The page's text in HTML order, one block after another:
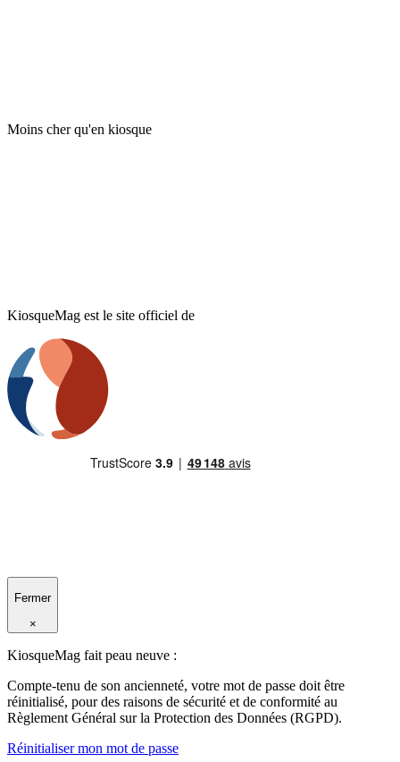
Moins cher qu'en kiosque
KiosqueMag est le site officiel de
Fermer
×
KiosqueMag fait peau neuve :
Compte-tenu de son ancienneté, votre mot de passe doit être
réinitialisé, pour des raisons de sécurité et de conformité au
Règlement Général sur la Protection des Données (RGPD).
Réinitialiser mon mot de passe